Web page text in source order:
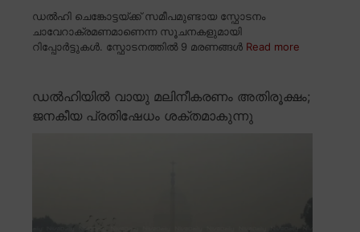
ഡൽഹി ചെങ്കോട്ടയ്ക്ക് സമീപമുണ്ടായ സ്ഫോടനം
ചാവേറാക്രമണമാണെന്ന സൂചനകളുമായി
റിപ്പോർട്ടുകൾ. സ്ഫോടനത്തിൽ 9 മരണങ്ങൾ Read more
ഡൽഹിയിൽ വായു മലിനീകരണം അതിരൂക്ഷം;
ജനകീയ പ്രതിഷേധം ശക്തമാകുന്നു